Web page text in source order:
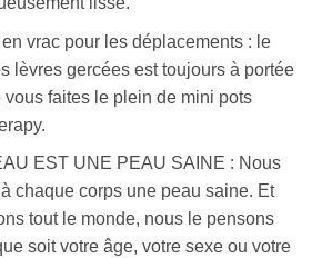
vrac pour les déplacements : le
lèvres gercées est toujours à portée
faites le plein de mini pots
EST UNE PEAU SAINE : Nous
chaque corps une peau saine. Et
tout le monde, nous le pensons
soit votre âge, votre sexe ou votre